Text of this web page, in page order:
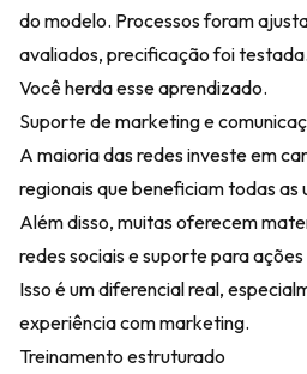
do modelo. Processos foram
avaliados, precificação foi testada.
Você herda esse aprendizado.
Suporte de marketing e
A maioria das redes investe em
regionais que beneficiam todas as
Além disso, muitas oferecem
redes sociais e suporte para ações
Isso é um diferencial real,
experiência com marketing.
Treinamento estruturado